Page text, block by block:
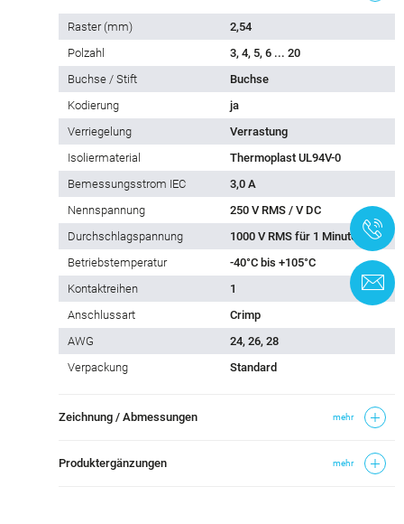
Raster (mm)
2,54
Polzahl
3, 4, 5, 6 ... 20
Buchse / Stift
Buchse
Kodierung
ja
Verriegelung
Verrastung
Isoliermaterial
Thermoplast UL94V-0
Bemessungsstrom IEC
3,0 A
Nennspannung
250 V RMS / V DC
Durchschlagspannung
1000 V RMS für 1 Minute
Betriebstemperatur
-40°C bis +105°C
Kontaktreihen
1
Anschlussart
Crimp
AWG
24, 26, 28
Verpackung
Standard
Zeichnung / Abmessungen mehr
Produktergänzungen mehr